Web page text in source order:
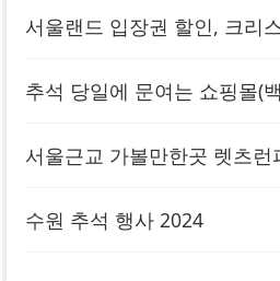
서울랜드 입장권 할인, 크리
추석 당일에 문여는 쇼핑몰(
서울근교 가볼만한곳 렛츠런
수원 추석 행사 2024